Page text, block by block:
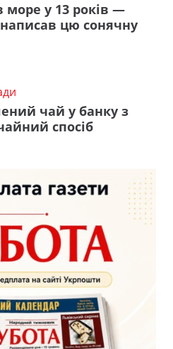
у 13 років —
написав цю сонячну
чай у банку з
спосіб